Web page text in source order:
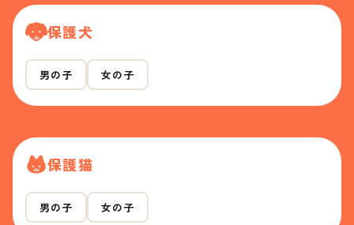
保護犬
男の子 女の子
保護猫
男の子 女の子